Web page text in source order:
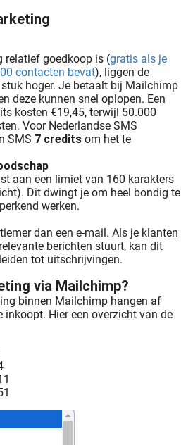
relatief goedkoop is (gratis als je
contacten bevat), liggen de
hoger. Je betaalt bij Mailchimp
deze kunnen snel oplopen. Een
kosten €19,45, terwijl 50.000
Voor Nederlandse SMS
SMS 7 credits om het te
aan een limiet van 160 karakters
Dit dwingt je om heel bondig te
werken.
dan een e-mail. Als je klanten
berichten stuurt, kan dit
tot uitschrijvingen.
via Mailchimp?
binnen Mailchimp hangen af
Hier een overzicht van de